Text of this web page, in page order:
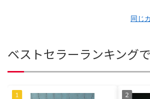
同じ
ベストセラーランキング